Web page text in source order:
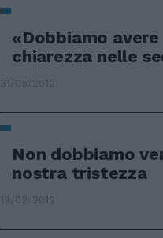
«Dobbiamo
chiarezza nelle
31/05/2012
Non dobbiamo
nostra tristezza
19/02/2012